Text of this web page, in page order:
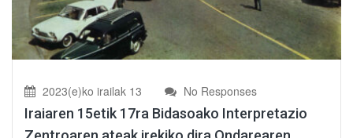
2023(e)ko irailak 13 No Responses
Iraiaren 15etik 17ra Bidasoako Interpretazio